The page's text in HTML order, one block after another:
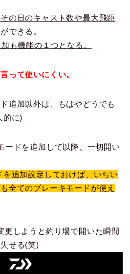
の日のキャスト数や最大飛距
できる。
も機能の１つとなる。
って使いにくい。
追加以外は、もはやどうでも
的に)
ードを追加して以降、一切開い
追加設定しておけば、いちい
全てのブレーキモードが使え
更しようと釣り場で開いた瞬間
せる(笑)